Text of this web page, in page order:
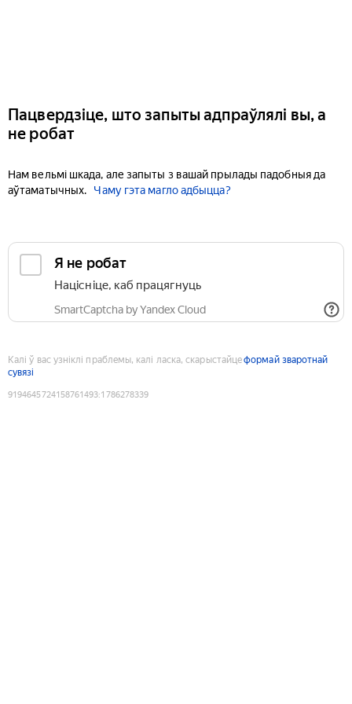
Пацвердзіце, што запыты адпраўлялі вы, а
не робат
Нам вельмі шкада, але запыты з вашай прылады падобныя да
аўтаматычных.
Чаму гэта магло адбыцца?
Я не робат
Націсніце, каб працягнуць
SmartCaptcha by Yandex Cloud
Калі ў вас узніклі праблемы, калі ласка, скарыстайцеформай зваротнай
сувязі
9194645724158761493:1786278339